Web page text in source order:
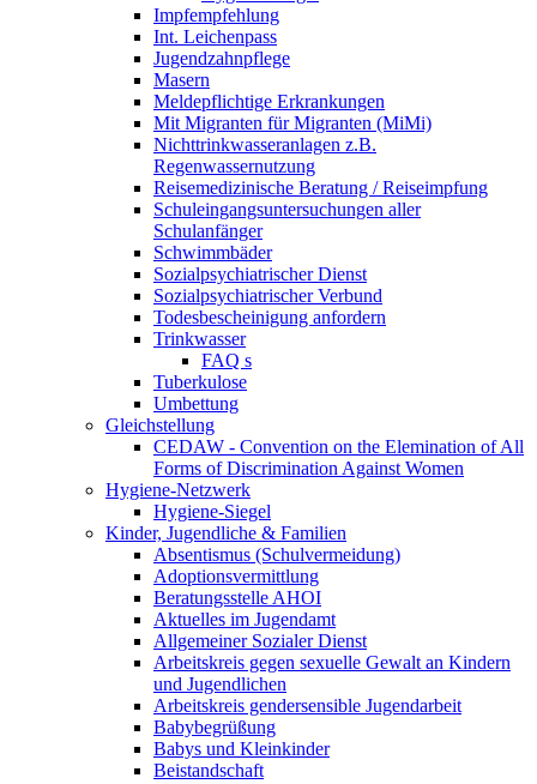
Impfempfehlung
Int. Leichenpass
Jugendzahnpflege
Masern
Meldepflichtige Erkrankungen
Mit Migranten für Migranten (MiMi)
Nichttrinkwasseranlagen z.B.
Regenwassernutzung
Reisemedizinische Beratung / Reiseimpfung
Schuleingangsuntersuchungen aller
Schulanfänger
Schwimmbäder
Sozialpsychiatrischer Dienst
Sozialpsychiatrischer Verbund
Todesbescheinigung anfordern
Trinkwasser
FAQ s
Tuberkulose
Umbettung
Gleichstellung
CEDAW - Convention on the Elemination of All
Forms of Discrimination Against Women
Hygiene-Netzwerk
Hygiene-Siegel
Kinder, Jugendliche & Familien
Absentismus (Schulvermeidung)
Adoptionsvermittlung
Beratungsstelle AHOI
Aktuelles im Jugendamt
Allgemeiner Sozialer Dienst
Arbeitskreis gegen sexuelle Gewalt an Kindern
und Jugendlichen
Arbeitskreis gendersensible Jugendarbeit
Babybegrüßung
Babys und Kleinkinder
Beistandschaft